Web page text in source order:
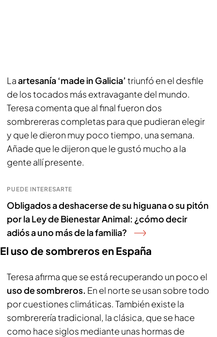
Laartesanía ‘made in Galicia’triunfó en el desfile
de los tocados más extravagante del mundo.
Teresa comenta que al final fueron dos
sombrereras completas para que pudieran elegir
y que le dieron muy poco tiempo, una semana.
Añade que le dijeron que le gustó mucho a la
gente allí presente.
PUEDE INTERESARTE
Obligados a deshacerse de su higuana o su pitón
por la Ley de Bienestar Animal: ¿cómo decir
adiós a uno más de la familia?
El uso de sombreros en España
Teresa afirma que se está recuperando un poco el
uso de sombreros. En el norte se usan sobre todo
por cuestiones climáticas. También existe la
sombrerería tradicional, la clásica, que se hace
como hace siglos mediante unas hormas de